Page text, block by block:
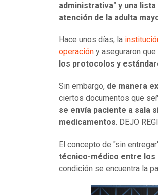
administrativa" y una
atención de la adulta
Hace unos días, la
operación y aseguraron que
los protocolos y
Sin embargo, de manera
ciertos documentos que
se envía paciente a sala
medicamentos. DEJO
El concepto de "sin
técnico-médico entre
condición se encuentra la